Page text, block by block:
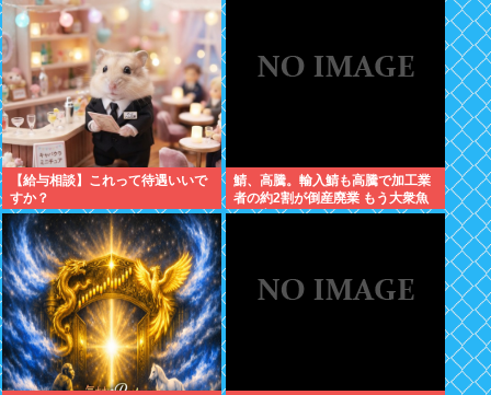
【給与相談】これって待遇いいで
すか？
鯖、高騰。輸入鯖も高騰で加工業
者の約2割が倒産廃業 もう大衆魚
から高級魚へ…